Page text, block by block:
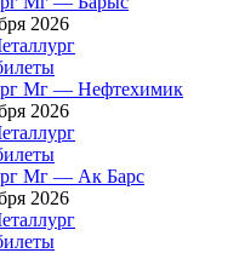
2026
Мг — Нефтехимик
2026
Мг — Ак Барс
2026